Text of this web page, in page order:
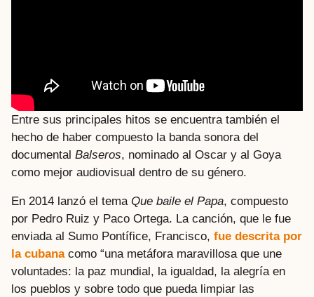
Entre sus principales hitos se encuentra también el
hecho de haber compuesto la banda sonora del
documental Balseros, nominado al Oscar y al Goya
como mejor audiovisual dentro de su género.
En 2014 lanzó el tema Que baile el Papa, compuesto
por Pedro Ruiz y Paco Ortega. La canción, que le fue
enviada al Sumo Pontífice, Francisco, fue descrita por
la cubanacomo “una metáfora maravillosa que une
voluntades: la paz mundial, la igualdad, la alegría en
los pueblos y sobre todo que pueda limpiar las